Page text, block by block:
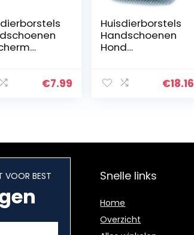
Rvs
€7.99
Huisdierborstels
Handschoenen
Hond
Grooming
€18.16
VOOR BEST Snelle links
Home
Overzicht